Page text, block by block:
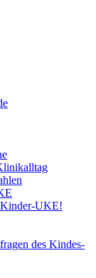
Kinder-UKE!
des Kindes-